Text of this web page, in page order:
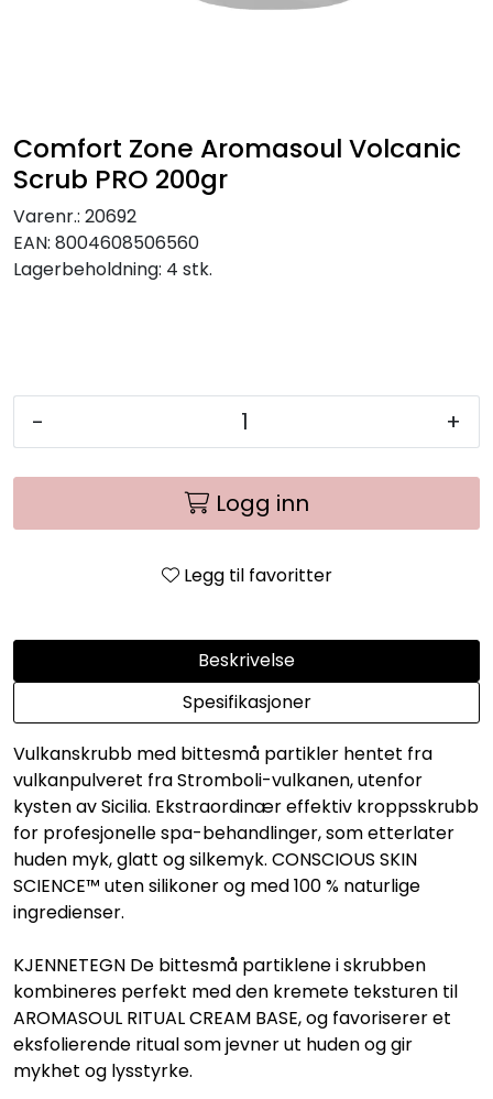
Comfort Zone Aromasoul Volcanic
Scrub PRO 200gr
Varenr.: 20692
EAN: 8004608506560
Lagerbeholdning: 4 stk.
- +
Logg inn
Legg til favoritter
Beskrivelse
Spesifikasjoner
Vulkanskrubb med bittesmå partikler hentet fra
vulkanpulveret fra Stromboli-vulkanen, utenfor
kysten av Sicilia. Ekstraordinær effektiv kroppsskrubb
for profesjonelle spa-behandlinger, som etterlater
huden myk, glatt og silkemyk. CONSCIOUS SKIN
SCIENCE™ uten silikoner og med 100 % naturlige
ingredienser.
KJENNETEGN De bittesmå partiklene i skrubben
kombineres perfekt med den kremete teksturen til
AROMASOUL RITUAL CREAM BASE, og favoriserer et
eksfolierende ritual som jevner ut huden og gir
mykhet og lysstyrke.